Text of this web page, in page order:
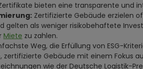
bieten eine transparente und
Zertifizierte Gebäude erzielen
als weniger risikobehaftete
Miete zu zahlen.
Weg, die Erfüllung von ESG-
zertifizierte Gebäude mit einem Fokus
wie der Deutsche Logistik-